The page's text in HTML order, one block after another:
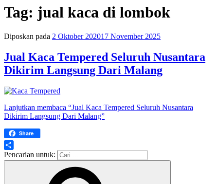
Tag: jual kaca di lombok
Diposkan pada 2 Oktober 202017 November 2025
Jual Kaca Tempered Seluruh Nusantara
Dikirim Langsung Dari Malang
Lanjutkan membaca “Jual Kaca Tempered Seluruh Nusantara
Dikirim Langsung Dari Malang”
Share
Share
Pencarian untuk: